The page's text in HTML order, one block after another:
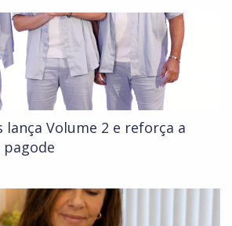
lança Volume 2 e reforça a